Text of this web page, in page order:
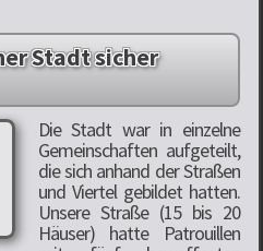
Stadt sicher
Die Stadt war in einzelne
Gemeinschaften aufgeteilt,
die sich anhand der Straßen
und Viertel gebildet hatten.
Unsere Straße (15 bis 20
Häuser) hatte Patrouillen